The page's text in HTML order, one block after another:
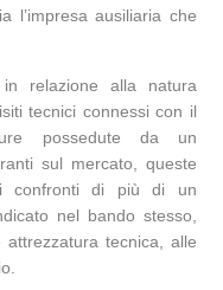
l’impresa ausiliaria che
relazione alla natura
tecnici connessi con il
possedute da un
sul mercato, queste
confronti di più di un
nel bando stesso,
tecnica, alle